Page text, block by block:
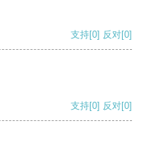
支持[0] 反对[0]
支持[0] 反对[0]